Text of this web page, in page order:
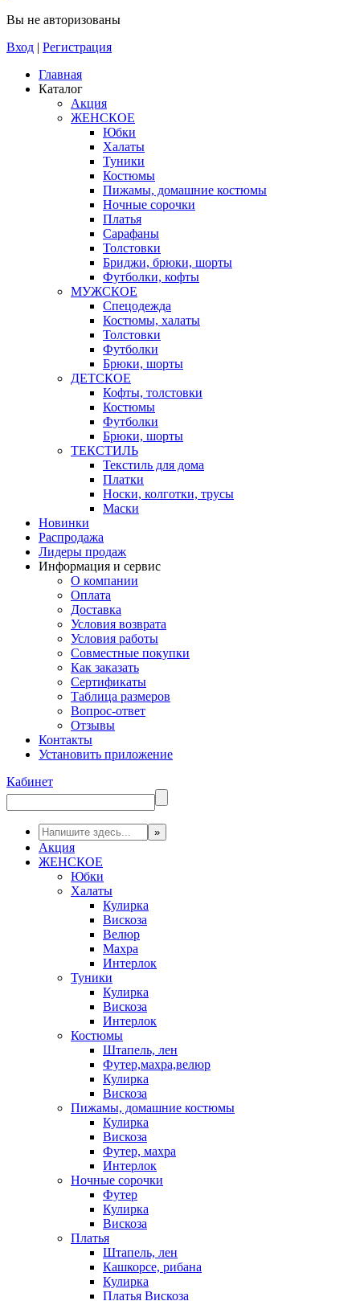
Вы не авторизованы
Вход | Регистрация
Главная
Каталог
Акция
ЖЕНСКОЕ
Юбки
Халаты
Туники
Костюмы
Пижамы, домашние костюмы
Ночные сорочки
Платья
Сарафаны
Толстовки
Бриджи, брюки, шорты
Футболки, кофты
МУЖСКОЕ
Спецодежда
Костюмы, халаты
Толстовки
Футболки
Брюки, шорты
ДЕТСКОЕ
Кофты, толстовки
Костюмы
Футболки
Брюки, шорты
ТЕКСТИЛЬ
Текстиль для дома
Платки
Носки, колготки, трусы
Маски
Новинки
Распродажа
Лидеры продаж
Информация и сервис
О компании
Оплата
Доставка
Условия возврата
Условия работы
Совместные покупки
Как заказать
Сертификаты
Таблица размеров
Вопрос-ответ
Отзывы
Контакты
Установить приложение
Кабинет
Акция
ЖЕНСКОЕ
Юбки
Халаты
Кулирка
Вискоза
Велюр
Махра
Интерлок
Туники
Кулирка
Вискоза
Интерлок
Костюмы
Штапель, лен
Футер,махра,велюр
Кулирка
Вискоза
Пижамы, домашние костюмы
Кулирка
Вискоза
Футер, махра
Интерлок
Ночные сорочки
Футер
Кулирка
Вискоза
Платья
Штапель, лен
Кашкорсе, рибана
Кулирка
Платья Вискоза